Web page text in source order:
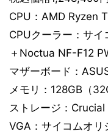
CPU：AMD Ryzen
CPUクーラー：サ
＋Noctua NF-F12
マザーボード：
メモリ：128GB（
ストレージ：
VGA：サイコムオ